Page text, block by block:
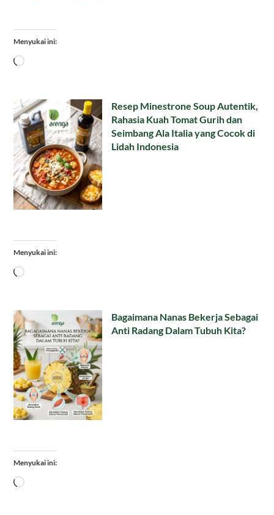
Menyukai ini:
Memuat...
Resep Minestrone Soup Autentik,
Rahasia Kuah Tomat Gurih dan
Seimbang Ala Italia yang Cocok di
Lidah Indonesia
Menyukai ini:
Memuat...
Bagaimana Nanas Bekerja Sebagai
Anti Radang Dalam Tubuh Kita?
Menyukai ini:
Memuat...